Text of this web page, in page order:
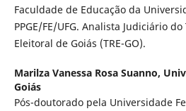
Faculdade de Educação da
PPGE/FE/UFG. Analista Judiciário
Eleitoral de Goiás (TRE-GO).
Marilza Vanessa Rosa Suanno,
Goiás
Pós-doutorado pela Universidade